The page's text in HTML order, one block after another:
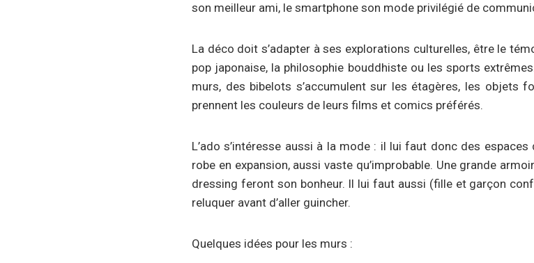
son meilleur ami, le smartphone son mode privilégié de
La déco doit s’adapter à ses explorations culturelles, être le
pop japonaise, la philosophie bouddhiste ou les sports
murs, des bibelots s’accumulent sur les étagères, les objets
prennent les couleurs de leurs films et comics préférés.
L’ado s’intéresse aussi à la mode : il lui faut donc des
robe en expansion, aussi vaste qu’improbable. Une grande
dressing feront son bonheur. Il lui faut aussi (fille et garçon
reluquer avant d’aller guincher.
Quelques idées pour les murs :